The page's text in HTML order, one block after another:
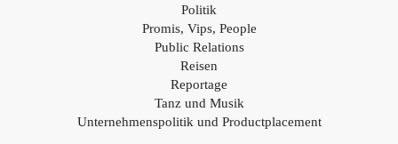
Politik
Promis, Vips, People
Public Relations
Reisen
Reportage
Tanz und Musik
Unternehmenspolitik und Productplacement